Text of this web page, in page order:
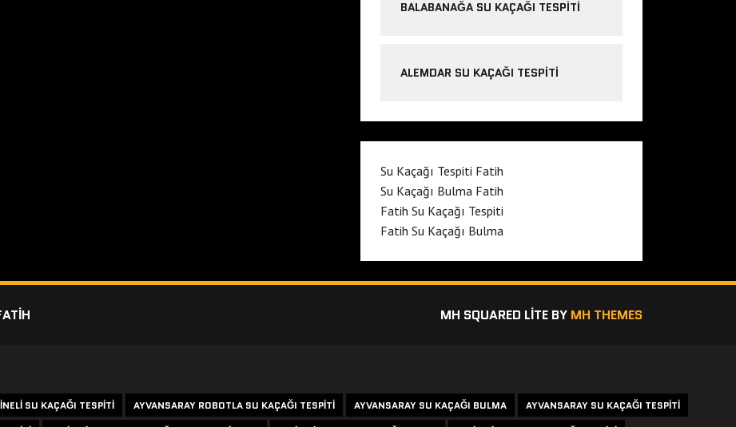
BALABANAĞA SU KAÇAĞI TESPITI
ALEMDAR SU KAÇAĞI TESPITI
Su Kaçağı Tespiti Fatih
Su Kaçağı Bulma Fatih
Fatih Su Kaçağı Tespiti
Fatih Su Kaçağı Bulma
MH SQUARED LITE BY MH THEMES
SU KAÇAĞI TESPITI AYVANSARAY ROBOTLA SU KAÇAĞI TESPITI AYVANSARAY SU KAÇAĞI BULMA
AYVANSARAY SU KAÇAĞI TESPITI